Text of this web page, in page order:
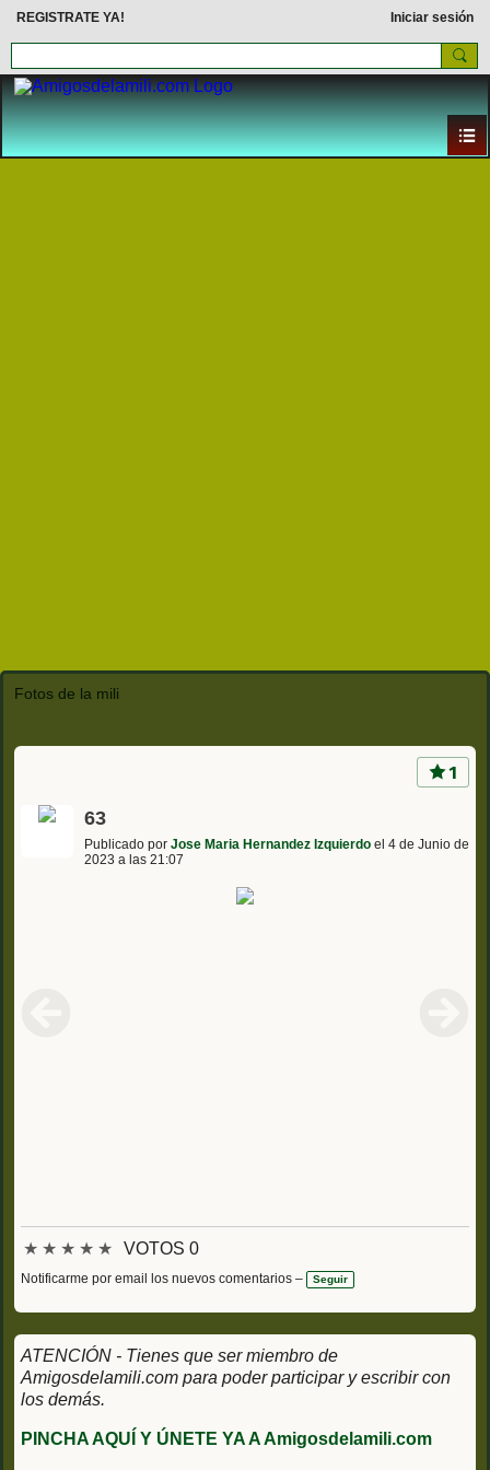
REGISTRATE YA! Iniciar sesión
Fotos de la mili
1
63
Publicado por Jose Maria Hernandez Izquierdo el 4 de Junio de
2023 a las 21:07
★ ★ ★ ★ ★ VOTOS 0
Notificarme por email los nuevos comentarios – Seguir
ATENCIÓN - Tienes que ser miembro de
Amigosdelamili.com para poder participar y escribir con
los demás.
PINCHA AQUÍ Y ÚNETE YA A Amigosdelamili.com